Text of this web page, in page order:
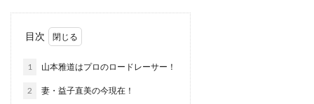
目次
1 山本雅道はプロのロードレーサー！
2 妻・益子直美の今現在！